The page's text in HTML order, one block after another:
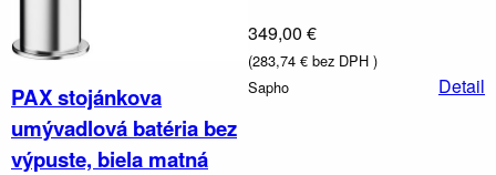
PAX stojánkova
umývadlová batéria bez
výpuste, biela matná
349,00 €
(283,74 € bez DPH )
Sapho
Detail